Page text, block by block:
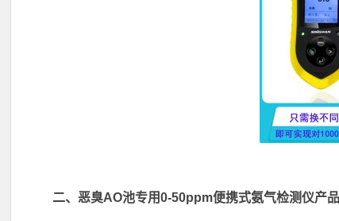
二、恶臭AO池专用0-50ppm便携式氨气检测仪产